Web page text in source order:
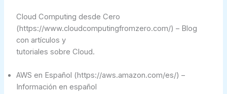
Cloud Computing desde Cero
(https://www.cloudcomputingfromzero.com/) – Blog
con artículos y
tutoriales sobre Cloud.
AWS en Español (https://aws.amazon.com/es/) –
Información en español